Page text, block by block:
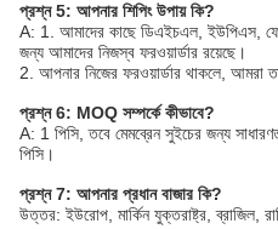
প্রশ্ন 5: আপনার শিপিং উপায় কি?
A: 1. আমাদের কাছে ডিএইচএল, ইউপিএস,
জন্য আমাদের নিজস্ব ফরওয়ার্ডার রয়েছে।
2. আপনার নিজের ফরওয়ার্ডার থাকলে, আমরা
প্রশ্ন 6: MOQ সম্পর্কে কীভাবে?
A: 1 পিসি, তবে মেমব্রেন সুইচের জন্য
পিসি।
প্রশ্ন 7: আপনার প্রধান বাজার কি?
উত্তর: ইউরোপ, মার্কিন যুক্তরাষ্ট্র, ব্রাজিল,